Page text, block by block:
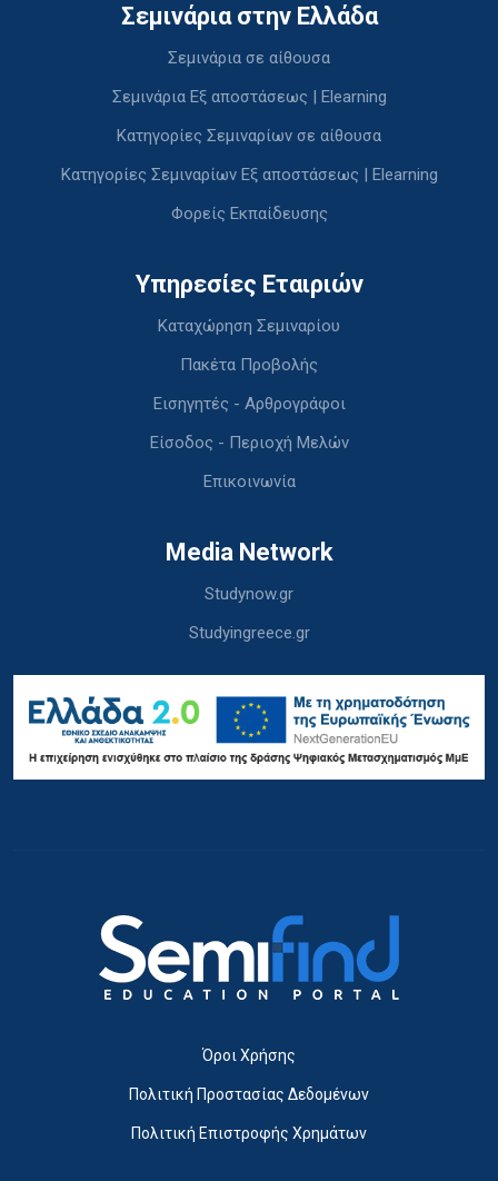
Σεμινάρια στην Ελλάδα
Σεμινάρια σε αίθουσα
Σεμινάρια Εξ αποστάσεως | Elearning
Κατηγορίες Σεμιναρίων σε αίθουσα
Κατηγορίες Σεμιναρίων Εξ αποστάσεως | Elearning
Φορείς Εκπαίδευσης
Υπηρεσίες Εταιριών
Καταχώρηση Σεμιναρίου
Πακέτα Προβολής
Εισηγητές - Αρθρογράφοι
Είσοδος - Περιοχή Μελών
Επικοινωνία
Media Network
Studynow.gr
Studyingreece.gr
Όροι Χρήσης
Πολιτική Προστασίας Δεδομένων
Πολιτική Επιστροφής Χρημάτων